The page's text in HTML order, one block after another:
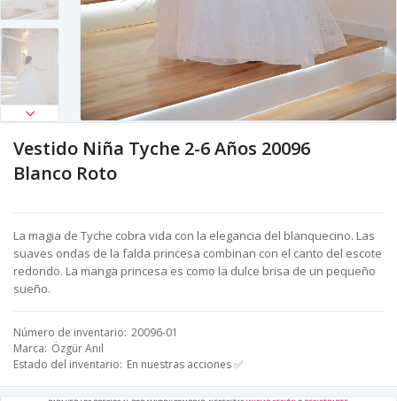
Vestido Niña Tyche 2-6 Años 20096
Blanco Roto
La magia de Tyche cobra vida con la elegancia del blanquecino. Las
suaves ondas de la falda princesa combinan con el canto del escote
redondo. La manga princesa es como la dulce brisa de un pequeño
sueño.
Número de inventario 20096-01
Marca Özgür Anıl
Estado del inventario En nuestras acciones ✅